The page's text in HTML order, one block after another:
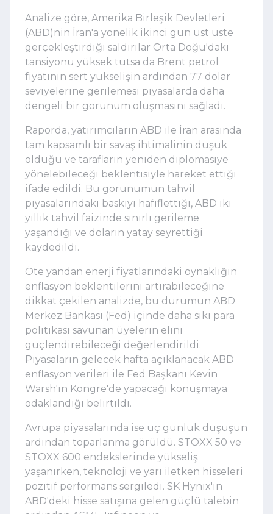
Analize göre, Amerika Birleşik Devletleri
(ABD)nin İran'a yönelik ikinci gün üst üste
gerçekleştirdiği saldırılar Orta Doğu'daki
tansiyonu yüksek tutsa da Brent petrol
fiyatının sert yükselişin ardından 77 dolar
seviyelerine gerilemesi piyasalarda daha
dengeli bir görünüm oluşmasını sağladı.
Raporda, yatırımcıların ABD ile İran arasında
tam kapsamlı bir savaş ihtimalinin düşük
olduğu ve tarafların yeniden diplomasiye
yönelebileceği beklentisiyle hareket ettiği
ifade edildi. Bu görünümün tahvil
piyasalarındaki baskıyı hafiflettiği, ABD iki
yıllık tahvil faizinde sınırlı gerileme
yaşandığı ve doların yatay seyrettiği
kaydedildi.
Öte yandan enerji fiyatlarındaki oynaklığın
enflasyon beklentilerini artırabileceğine
dikkat çekilen analizde, bu durumun ABD
Merkez Bankası (Fed) içinde daha sıkı para
politikası savunan üyelerin elini
güçlendirebileceği değerlendirildi.
Piyasaların gelecek hafta açıklanacak ABD
enflasyon verileri ile Fed Başkanı Kevin
Warsh'ın Kongre'de yapacağı konuşmaya
odaklandığı belirtildi.
Avrupa piyasalarında ise üç günlük düşüşün
ardından toparlanma görüldü. STOXX 50 ve
STOXX 600 endekslerinde yükseliş
yaşanırken, teknoloji ve yarı iletken hisseleri
pozitif performans sergiledi. SK Hynix'in
ABD'deki hisse satışına gelen güçlü talebin